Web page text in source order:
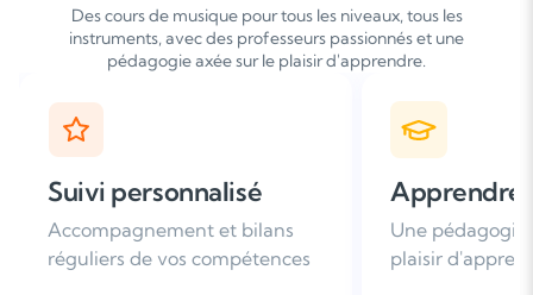
Des cours de musique pour tous les niveaux, tous les
instruments, avec des professeurs passionnés et une
pédagogie axée sur le plaisir d'apprendre.
Apprendre avec plaisir
Une pédagogie basée sur le
plaisir d'apprendre
Plus de 96% de
nous